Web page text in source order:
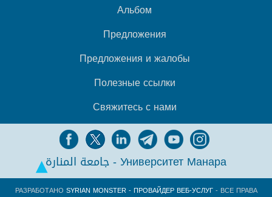
Альбом
Предложения
Предложения и жалобы
Полезные ссылки
Свяжитесь с нами
جامعة المنارة - Университет Манара
РАЗРАБОТАНО SYRIAN MONSTER - ПРОВАЙДЕР ВЕБ-УСЛУГ- ВСЕ ПРАВА